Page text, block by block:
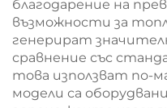
благодарение на
възможности за
генерират
сравнение със
това използват по-
модели са